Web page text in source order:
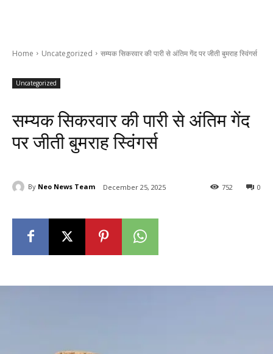
Home Uncategorized सम्यक सिकरवार की पारी से अंतिम गेंद पर जीती बुमराह स्विंगर्स
Uncategorized
सम्यक सिकरवार की पारी से अंतिम गेंद
पर जीती बुमराह स्विंगर्स
By Neo News Team December 25, 2025 0
752